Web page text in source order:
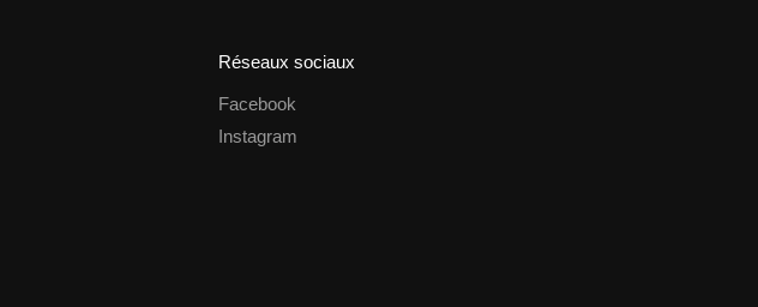
Réseaux sociaux
Facebook
Instagram